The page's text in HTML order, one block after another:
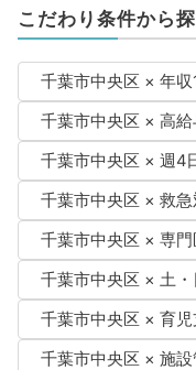
こだわり条件から
千葉市中央区 × 年
千葉市中央区 × 高給
千葉市中央区 × 週4
千葉市中央区 × 救急
千葉市中央区 × 専門
千葉市中央区 × 土
千葉市中央区 × 育児
千葉市中央区 × 施